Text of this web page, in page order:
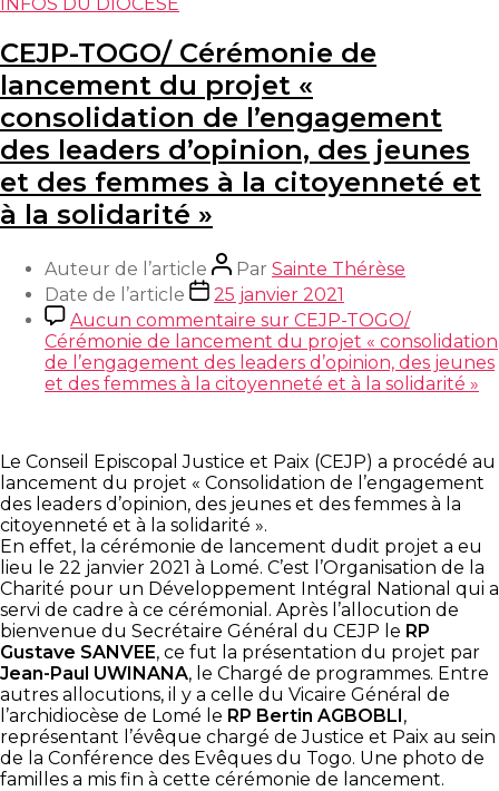
CEJP-TOGO/ Cérémonie de
lancement du projet «
consolidation de l’engagement
des leaders d’opinion, des jeunes
et des femmes à la citoyenneté et
à la solidarité »
Auteur de l’article Par Sainte Thérèse
Date de l’article
25 janvier 2021
Aucun commentaire sur CEJP-TOGO/
Cérémonie de lancement du projet « consolidation
de l’engagement des leaders d’opinion, des jeunes
et des femmes à la citoyenneté et à la solidarité »
Le Conseil Episcopal Justice et Paix (CEJP) a procédé au
lancement du projet « Consolidation de l’engagement
des leaders d’opinion, des jeunes et des femmes à la
citoyenneté et à la solidarité ».
En effet, la cérémonie de lancement dudit projet a eu
lieu le 22 janvier 2021 à Lomé. C’est l’Organisation de la
Charité pour un Développement Intégral National qui a
servi de cadre à ce cérémonial. Après l’allocution de
bienvenue du Secrétaire Général du CEJP le RP
Gustave SANVEE, ce fut la présentation du projet par
Jean-Paul UWINANA, le Chargé de programmes. Entre
autres allocutions, il y a celle du Vicaire Général de
l’archidiocèse de Lomé le RP Bertin AGBOBLI,
représentant l’évêque chargé de Justice et Paix au sein
de la Conférence des Evêques du Togo. Une photo de
familles a mis fin à cette cérémonie de lancement.